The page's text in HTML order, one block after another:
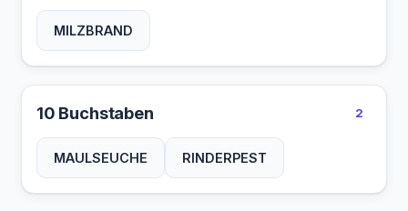
MILZBRAND
10 Buchstaben 2
MAULSEUCHE RINDERPEST